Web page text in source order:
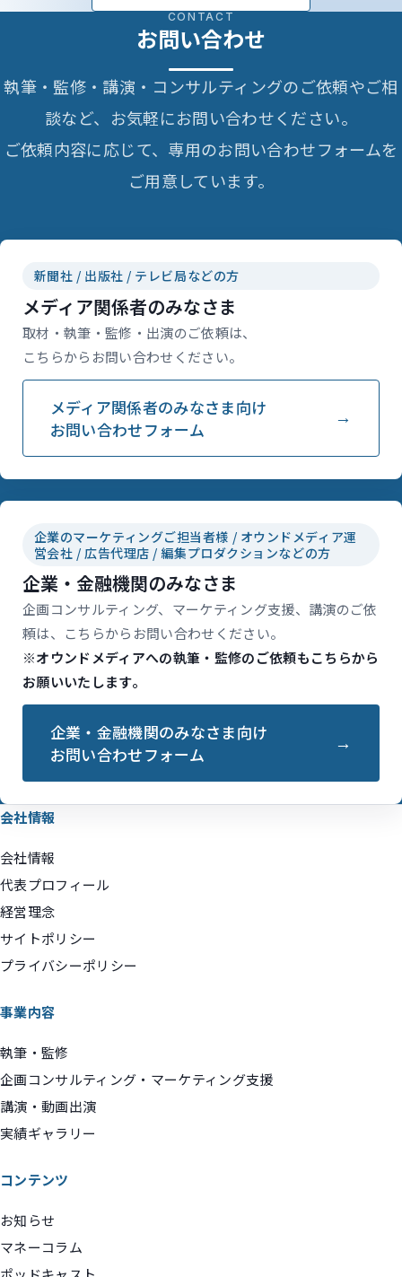
CONTACT
お問い合わせ
執筆・監修・講演・コンサルティングのご依頼やご相
談など、お気軽にお問い合わせください。
ご依頼内容に応じて、専用のお問い合わせフォームを
ご用意しています。
新聞社 / 出版社 / テレビ局などの方
メディア関係者のみなさま
取材・執筆・監修・出演のご依頼は、
こちらからお問い合わせください。
メディア関係者のみなさま向け
お問い合わせフォーム
企業のマーケティングご担当者様 / オウンドメディア運
営会社 / 広告代理店 / 編集プロダクションなどの方
企業・金融機関のみなさま
企画コンサルティング、マーケティング支援、講演のご依
頼は、こちらからお問い合わせください。
※オウンドメディアへの執筆・監修のご依頼もこちらから
お願いいたします。
企業・金融機関のみなさま向け
お問い合わせフォーム
会社情報
会社情報
代表プロフィール
経営理念
サイトポリシー
プライバシーポリシー
事業内容
執筆・監修
企画コンサルティング・マーケティング支援
講演・動画出演
実績ギャラリー
コンテンツ
お知らせ
マネーコラム